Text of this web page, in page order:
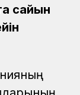
сайын